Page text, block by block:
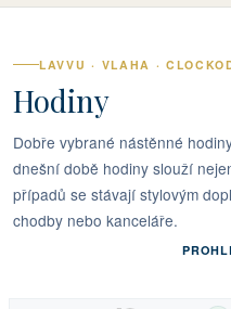
LAVVU · VLAHA ·
Hodiny
Dobře vybrané nástěnné
dnešní době hodiny slouží
případů se stávají stylovým
chodby nebo kanceláře.